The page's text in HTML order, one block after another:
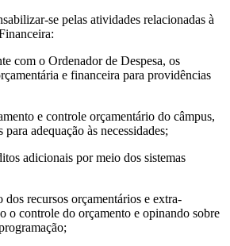
se pelas atividades relacionadas à
com o Ordenador de Despesa, os
e financeira para providências
e controle orçamentário do câmpus,
adequação às necessidades;
adicionais por meio dos sistemas
recursos orçamentários e extra-
o controle do orçamento e opinando sobre